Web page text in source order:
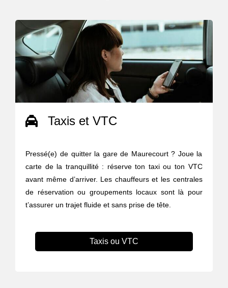
Taxis et VTC
Pressé(e) de quitter la gare de Maurecourt ? Joue la
carte de la tranquillité : réserve ton taxi ou ton VTC
avant même d’arriver. Les chauffeurs et les centrales
de réservation ou groupements locaux sont là pour
t’assurer un trajet fluide et sans prise de tête.
Taxis ou VTC